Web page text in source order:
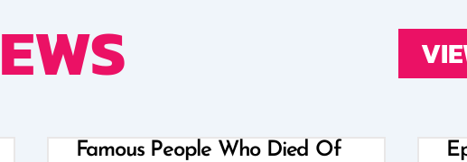
Famous People Who Died Of